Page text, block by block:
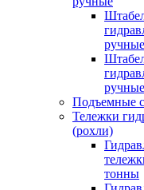
Подъемные
Тележки
(рохли)
тонны